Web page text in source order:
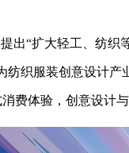
出“扩大轻工、纺
纺织服装创意设计
费体验，创意设计